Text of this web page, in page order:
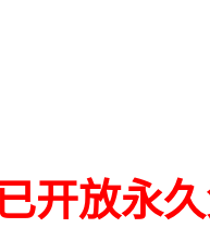
开放永